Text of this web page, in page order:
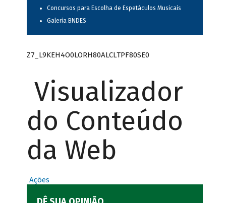
Concursos para Escolha de Espetáculos Musicais
Galeria BNDES
Z7_L9KEH4O0LORH80ALCLTPF80SE0
Visualizador
do Conteúdo
da Web
Ações